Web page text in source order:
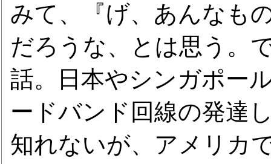
みて、『げ、あんなも
だろうな、とは思う。
話。日本やシンガポー
ードバンド回線の発達
知れないが、アメリカ